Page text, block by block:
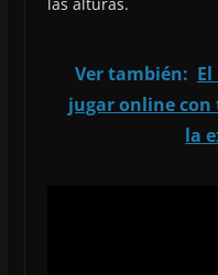
Ver también:
jugar online
la